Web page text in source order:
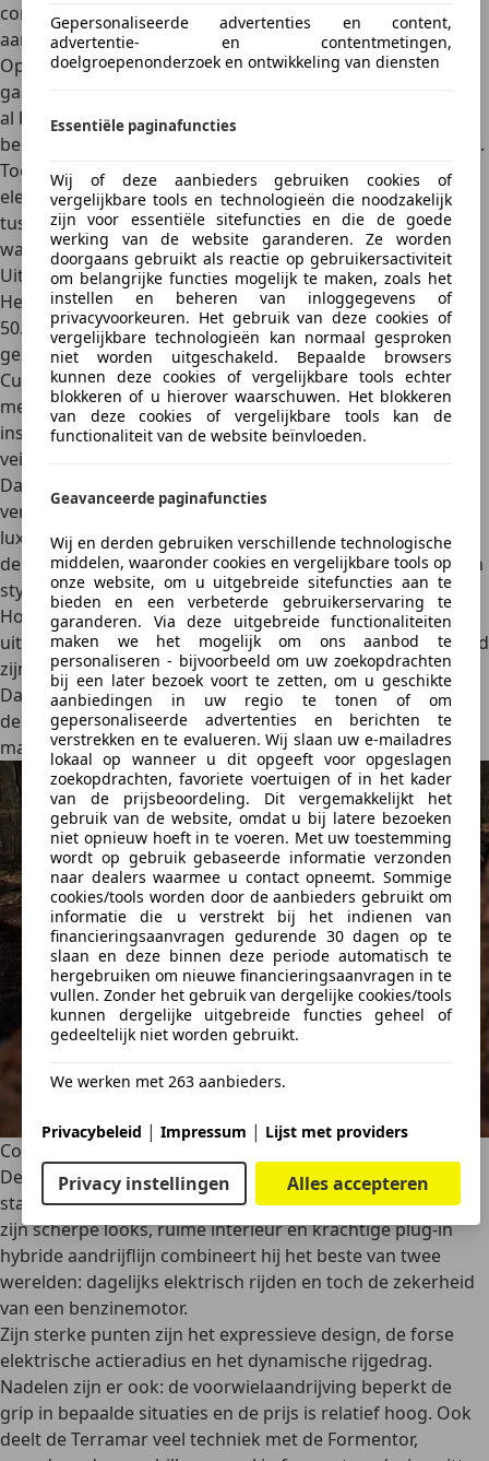
Gepersonaliseerde advertenties en content,
advertentie- en contentmetingen,
doelgroepenonderzoek en ontwikkeling van diensten
Essentiële paginafuncties
Wij of deze aanbieders gebruiken cookies of
vergelijkbare tools en technologieën die noodzakelijk
zijn voor essentiële sitefuncties en die de goede
werking van de website garanderen. Ze worden
doorgaans gebruikt als reactie op gebruikersactiviteit
om belangrijke functies mogelijk te maken, zoals het
instellen en beheren van inloggegevens of
privacyvoorkeuren. Het gebruik van deze cookies of
vergelijkbare technologieën kan normaal gesproken
niet worden uitgeschakeld. Bepaalde browsers
kunnen deze cookies of vergelijkbare tools echter
blokkeren of u hierover waarschuwen. Het blokkeren
van deze cookies of vergelijkbare tools kan de
functionaliteit van de website beïnvloeden.
Geavanceerde paginafuncties
Wij en derden gebruiken verschillende technologische
middelen, waaronder cookies en vergelijkbare tools op
onze website, om u uitgebreide sitefuncties aan te
bieden en een verbeterde gebruikerservaring te
garanderen. Via deze uitgebreide functionaliteiten
maken we het mogelijk om ons aanbod te
personaliseren - bijvoorbeeld om uw zoekopdrachten
bij een later bezoek voort te zetten, om u geschikte
aanbiedingen in uw regio te tonen of om
gepersonaliseerde advertenties en berichten te
verstrekken en te evalueren. Wij slaan uw e-mailadres
lokaal op wanneer u dit opgeeft voor opgeslagen
zoekopdrachten, favoriete voertuigen of in het kader
van de prijsbeoordeling. Dit vergemakkelijkt het
gebruik van de website, omdat u bij latere bezoeken
niet opnieuw hoeft in te voeren. Met uw toestemming
wordt op gebruik gebaseerde informatie verzonden
naar dealers waarmee u contact opneemt. Sommige
cookies/tools worden door de aanbieders gebruikt om
informatie die u verstrekt bij het indienen van
financieringsaanvragen gedurende 30 dagen op te
slaan en deze binnen deze periode automatisch te
hergebruiken om nieuwe financieringsaanvragen in te
vullen. Zonder het gebruik van dergelijke cookies/tools
kunnen dergelijke uitgebreide functies geheel of
gedeeltelijk niet worden gebruikt.
We werken met 263 aanbieders.
Privacybeleid | Impressum | Lijst met providers
Privacy instellingen Alles accepteren
communicatief, waardoor de Terramar lichtvoetiger
aanvoelt dan je op basis van zijn formaat zou verwachten.
Opvallend is dat deaandrijving altijd naar de voorwielen
gaat. Cupra heeft bewust gekozen voor deze configuratie,
al betekent het wel dat de grip bij nat of koud wegdek
beperkt kan zijn wanneer alle kracht wordt aangesproken.
Toch blijft de auto voorspelbaar, mede dankzij de
elektronische hulpsystemen. Voor veel rijders is de balans
tussen sportieve dynamiek en dagelijks comfort precies
wat je van Cupra mag verwachten.
Uitrusting en prijzen: premium positionering
Het prijsniveau van de Cupra Terramar ligt met een kleine
50.000 euro boven dat van de Formentor, wat logisch is
gezien zijn formaat en technologie. Voor dat bedrag biedt
Cupra eenuitgebreide standaarduitrusting , met onder
meer een groot infotainmentsysteem, digitale
instrumenten, sportstoelen en uitgebreide
veiligheidssystemen.
Daarnaast zijn er tal van opties en pakketten om de auto
verder te personaliseren. Denk aan grotere velgen, extra
luxe bekleding of een premium audiosysteem. Cupra legt
de nadruk op sportieve uitstraling, dus ook accessoires en
stylingpakketten zijn beschikbaar.
Hoewel de exacte prijsstelling afhankelijk is van de
uitvoering, is duidelijk dat Cupra mikt op klanten die bereid
zijn te betalen voor design, sportiviteit en elektrificatie.
Daarmee is de Terramar een alternatief voor modellen als
de Toyota RAV4 Plug-in Hybrid of de Peugeot 3008 PHEV,
maar met een veel expressiever en sportiever karakter.
Conclusie: sportieve SUV met toekomstvisie
De Cupra Terramar laat zien waar Cupra als merk voor
staat: sportiviteit, expressief design en elektrificatie. Met
zijn scherpe looks, ruime interieur en krachtige plug-in
hybride aandrijflijn combineert hij het beste van twee
werelden: dagelijks elektrisch rijden en toch de zekerheid
van een benzinemotor.
Zijn sterke punten zijn het expressieve design, deforse
elektrische actieradius en het dynamische rijgedrag.
Nadelen zijn er ook: de voorwielaandrijving beperkt de
grip in bepaalde situaties en de prijs is relatief hoog. Ook
deelt de Terramar veel techniek met de Formentor,